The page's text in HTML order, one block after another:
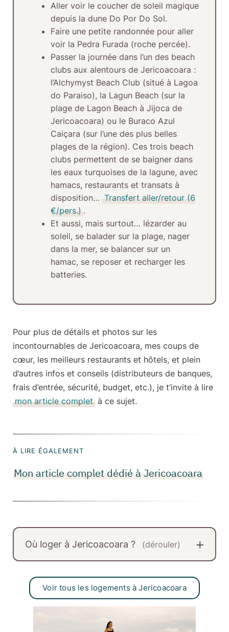
Aller voir le coucher de soleil magique
depuis la dune Do Por Do Sol.
Faire une petite randonnéepour aller
voir la Pedra Furada (roche percée).
Passer la journée dans l’un des beach
clubs aux alentours de Jericoacoara :
l’Alchymyst Beach Club (situé à Lagoa
do Paraiso), la Lagun Beach (sur la
plage de Lagon Beach à Jijoca de
Jericoacoara) ou le Buraco Azul
Caiçara (sur l’une des plus belles
plages de la région). Ces trois beach
clubs permettent de se baigner dans
les eaux turquoises de la lagune, avec
hamacs, restaurants et transats à
disposition… Transfert aller/retour (6
€/pers.) .
Et aussi, mais surtout… lézarder au
soleil, se balader sur la plage, nager
dans la mer, se balancer sur un
hamac, se reposer et recharger les
batteries.
Pour plus de détails et photos sur les
incontournables de Jericoacoara, mes coups de
cœur, les meilleurs restaurants et hôtels, et plein
d’autres infos et conseils (distributeurs de banques,
frais d’entrée, sécurité, budget, etc.), je t’invite à lire
mon article complet à ce sujet.
À LIRE ÉGALEMENT
Mon article complet dédié à Jericoacoara
Où loger à Jericoacoara ? (dérouler)
Voir tous les logements à Jericoacoara